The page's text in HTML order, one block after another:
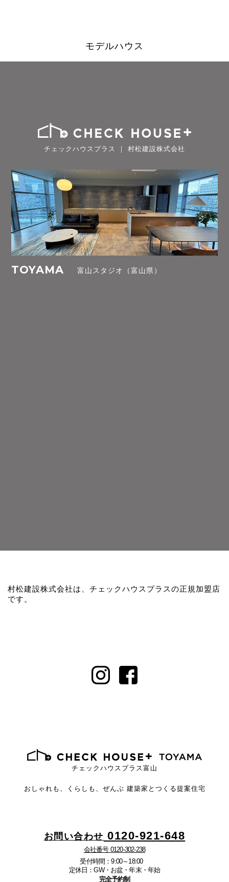
モデルハウス
チェックハウスプラス ｜ 村松建設株式会社
TOYAMA 富山スタジオ（富山県）
村松建設株式会社は、チェックハウスプラスの正規加盟店
です。
チェックハウスプラス富山
おしゃれも、くらしも、ぜんぶ 建築家とつくる提案住宅
お問い合わせ 0120-921-648
会社番号 0120-302-238
受付時間：9:00～18:00
定休日：GW・お盆・年末・年始
完全予約制